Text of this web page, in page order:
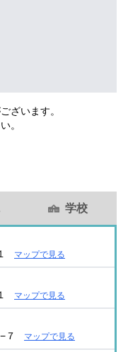
ざいます。
。
学校
マップで見る
マップで見る
７ マップで見る